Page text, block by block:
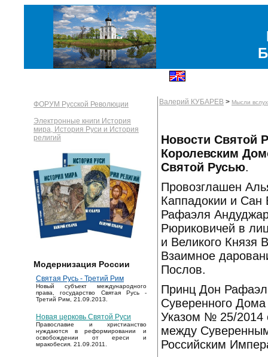
ФОРУМ Русской Революции
Электронные книги История
мира, История Руси и История
религий
Модернизация России
Святая Русь - Третий Рим
Новый субъект международного
права, государство Святая Русь -
Третий Рим, 21.09.2013.
Новая церковь Святой Руси
Православие и христианство
нуждаются в реформировании и
освобождении от ереси и
мракобесия. 21.09.2011.
Валерий КУБАРЕВ > Мысли
Новости Святой
Королевским
Святой Русью.
Провозглашен
Каппадокии и
Рафаэля
Рюриковичей в
и Великого Князя
Взаимное
Послов.
Принц Дон
Суверенного
Указом № 25/2014
между
Российским